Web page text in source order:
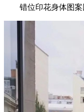
错位印花身体图案